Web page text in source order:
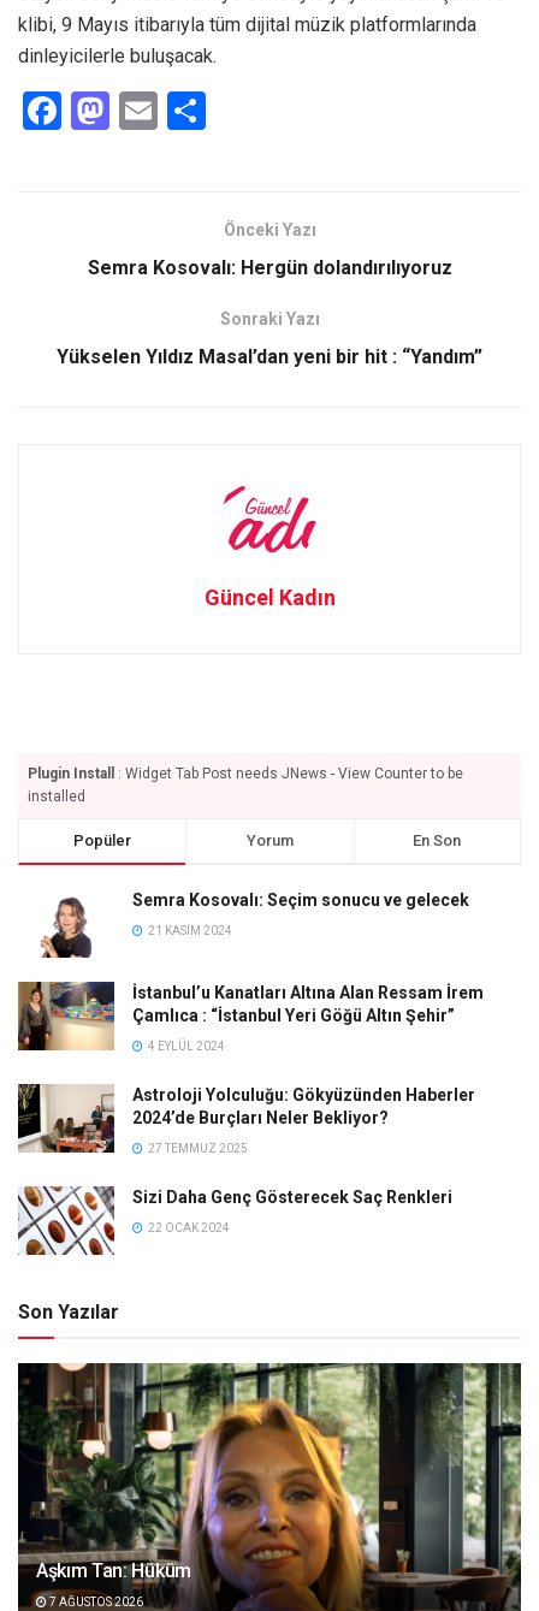
klibi, 9 Mayıs itibarıyla tüm dijital müzik platformlarında
dinleyicilerle buluşacak.
F
k
M
d
n
E
Önceki Yazı
Semra Kosovalı: Hergün dolandırılıyoruz
Sonraki Yazı
Yükselen Yıldız Masal’dan yeni bir hit : “Yandım”
Güncel Kadın
Plugin Install
: Widget Tab Post needs JNews - View Counter to be
installed
Popüler Yorum En Son
Semra Kosovalı: Seçim sonucu ve gelecek
21 KASIM 2024
İstanbul’u Kanatları Altına Alan Ressam İrem
Çamlıca : “İstanbul Yeri Göğü Altın Şehir”
4 EYLÜL 2024
Astroloji Yolculuğu: Gökyüzünden Haberler
2024’de Burçları Neler Bekliyor?
27 TEMMUZ 2025
Sizi Daha Genç Gösterecek Saç Renkleri
22 OCAK 2024
Son Yazılar
Aşkım Tan: Hüküm
7 AĞUSTOS 2026